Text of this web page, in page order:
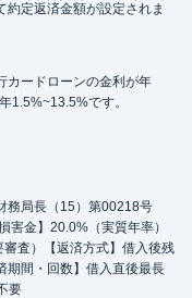
定返済金額が設定されま
カードローンの金利が年
1.5%~13.5%です。
務局長（15）第00218号
害金】20.0%（実質年率）
審査）【返済方式】借入後残
期間・回数】借入直後最長
要